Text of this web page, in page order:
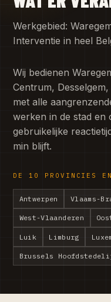
Werkgebied:
Interventie in heel
Wij bedienen
Centrum,
met alle
werken in de stad en
gebruikelijke
min blijft.
DE 10 PROVINCIES
Antwerpen Vlaams-
West-Vlaanderen
Luik Limburg
Brussels